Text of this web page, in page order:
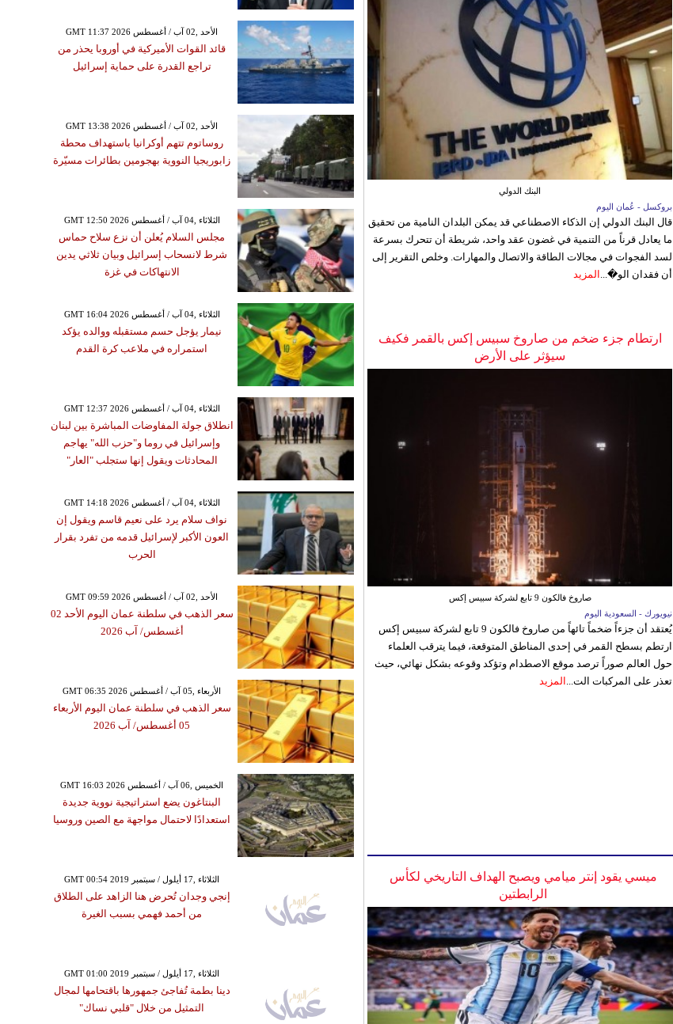
البنك الدولي
بروكسل - عُمان اليوم
قال البنك الدولي إن الذكاء الاصطناعي قد يمكن البلدان النامية من تحقيق
ما يعادل قرناً من التنمية في غضون عقد واحد، شريطة أن تتحرك بسرعة
لسد الفجوات في مجالات الطاقة والاتصال والمهارات. وخلص التقرير إلى
أن فقدان الو�... المزيد
ارتطام جزء ضخم من صاروخ سبيس إكس بالقمر فكيف
سيؤثر على الأرض
صاروخ فالكون 9 تابع لشركة سبيس إكس
نيويورك - السعودية اليوم
يُعتقد أن جزءاً ضخماً تائهاً من صاروخ فالكون 9 تابع لشركة سبيس إكس
ارتطم بسطح القمر في إحدى المناطق المتوقعة، فيما يترقب العلماء
حول العالم صوراً ترصد موقع الاصطدام وتؤكد وقوعه بشكل نهائي، حيث
تعذر على المركبات الت... المزيد
ميسي يقود إنتر ميامي ويصبح الهداف التاريخي لكأس
الرابطتين
GMT 11:37 2026 الأحد ,02 آب / أغسطس
قائد القوات الأميركية في أوروبا يحذر من
تراجع القدرة على حماية إسرائيل
GMT 13:38 2026 الأحد ,02 آب / أغسطس
روساتوم تتهم أوكرانيا باستهداف محطة
زابوريجيا النووية بهجومين بطائرات مسيّرة
GMT 12:50 2026 الثلاثاء ,04 آب / أغسطس
مجلس السلام يُعلن أن نزع سلاح حماس
شرط لانسحاب إسرائيل وبيان ثلاثي يدين
الانتهاكات في غزة
GMT 16:04 2026 الثلاثاء ,04 آب / أغسطس
نيمار يؤجل حسم مستقبله ووالده يؤكد
استمراره في ملاعب كرة القدم
GMT 12:37 2026 الثلاثاء ,04 آب / أغسطس
انطلاق جولة المفاوضات المباشرة بين لبنان
وإسرائيل في روما و"حزب الله" يهاجم
المحادثات ويقول إنها ستجلب "العار"
GMT 14:18 2026 الثلاثاء ,04 آب / أغسطس
نواف سلام يرد على نعيم قاسم ويقول إن
العون الأكبر لإسرائيل قدمه من تفرد بقرار
الحرب
GMT 09:59 2026 الأحد ,02 آب / أغسطس
سعر الذهب في سلطنة عمان اليوم الأحد 02
أغسطس/ آب 2026
GMT 06:35 2026 الأربعاء ,05 آب / أغسطس
سعر الذهب في سلطنة عمان اليوم الأربعاء
05 أغسطس/ آب 2026
GMT 16:03 2026 الخميس ,06 آب / أغسطس
البنتاغون يضع استراتيجية نووية جديدة
استعدادًا لاحتمال مواجهة مع الصين وروسيا
GMT 00:54 2019 الثلاثاء ,17 أيلول / سبتمبر
إنجي وجدان تُحرض هنا الزاهد على الطلاق
من أحمد فهمي بسبب الغيرة
GMT 01:00 2019 الثلاثاء ,17 أيلول / سبتمبر
دينا بطمة تُفاجئ جمهورها باقتحامها لمجال
التمثيل من خلال "قلبي نساك"